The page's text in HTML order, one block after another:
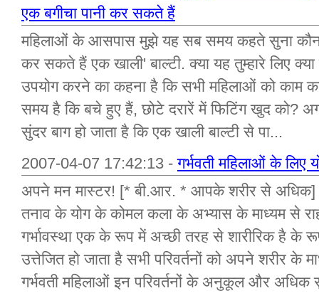
एक बगीचा पानी कर सकते हैं
महिलाओं के आसपास मुझे यह सब समय कहते सुना कौन
कर सकते हैं एक खाली' बाल्टी. क्या यह तुम्हारे लिए
उपयोग करने का कहना है कि सभी महिलाओं को काम
समय है कि बचे हुए हैं, छोटे दरारें में फिटिंग खुद को?
सुंदर बाग हो जाता है कि एक खाली बाल्टी से पा...
2007-04-07 17:42:13 -गर्भवती महिलाओं के लिए
अपने मन मास्टर! [* बी.आर. * आपके शरीर से
तनाव के योग के कोमल कला के अभ्यास के माध्यम से
गर्भावस्था एक के रूप में अच्छी तरह से शारीरिक है के
उत्तेजित हो जाता है सभी परिवर्तनों को अपने शरीर के
गर्भवती महिलाओं इन परिवर्तनों के अनुकूल और अधिक